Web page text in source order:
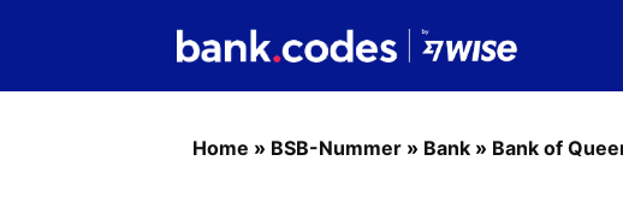
Home » BSB-Nummer » Bank » Bank of